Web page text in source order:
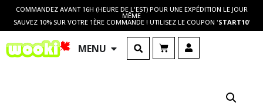
COMMANDEZ AVANT 16H (HEURE DE L'EST) POUR UNE EXPÉDITION LE JOUR
MÊME
SAUVEZ 10% SUR VOTRE 1ÈRE COMMANDE ! UTILISEZ LE COUPON 'START10'
MENU